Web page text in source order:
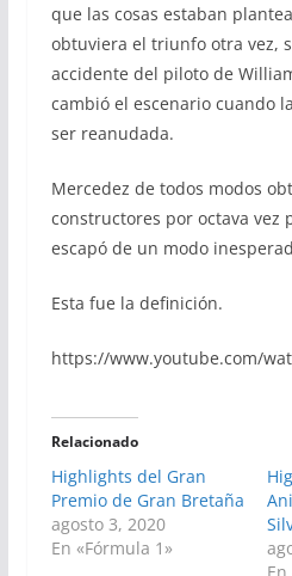
que las cosas estaban
obtuviera el triunfo otra vez,
accidente del piloto de
cambió el escenario cuando
ser reanudada.
Mercedez de todos modos
constructores por octava vez
escapó de un modo
Esta fue la definición.
https://www.youtube.com/
Relacionado
Highlights del Gran
Premio de Gran Bretaña
agosto 3, 2020
En «Fórmula 1»